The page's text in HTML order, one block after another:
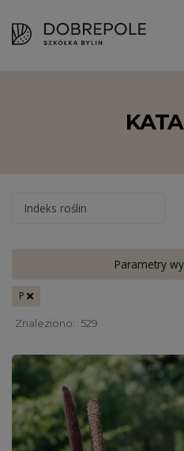
Indeks roślin
Parametry
P
Znaleziono: 529